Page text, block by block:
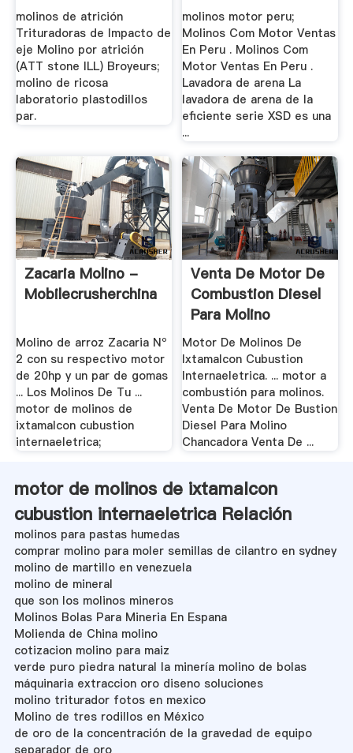
molinos de atrición
Trituradoras de Impacto de
eje Molino por atrición
(ATT stone ILL) Broyeurs;
molino de ricosa
laboratorio plastodillos
par.
molinos motor peru;
Molinos Com Motor Ventas
En Peru . Molinos Com
Motor Ventas En Peru .
Lavadora de arena La
lavadora de arena de la
eficiente serie XSD es una
...
Zacaria Molino -
Mobilecrusherchina
Molino de arroz Zacaria Nº
2 con su respectivo motor
de 20hp y un par de gomas
... Los Molinos De Tu ...
motor de molinos de
ixtamalcon cubustion
internaeletrica;
Venta De Motor De
Combustion Diesel
Para Molino
Motor De Molinos De
Ixtamalcon Cubustion
Internaeletrica. ... motor a
combustión para molinos.
Venta De Motor De Bustion
Diesel Para Molino
Chancadora Venta De ...
motor de molinos de ixtamalcon
cubustion internaeletrica Relación
molinos para pastas humedas
comprar molino para moler semillas de cilantro en sydney
molino de martillo en venezuela
molino de mineral
que son los molinos mineros
Molinos Bolas Para Mineria En Espana
Molienda de China molino
cotizacion molino para maiz
verde puro piedra natural la minería molino de bolas
máquinaria extraccion oro diseno soluciones
molino triturador fotos en mexico
Molino de tres rodillos en México
de oro de la concentración de la gravedad de equipo
separador de oro